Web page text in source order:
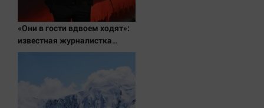
Интервью
Качество жизни
Народная журналистика
«Они в гости вдвоем ходят»:
известная журналистка
подтвердила роман